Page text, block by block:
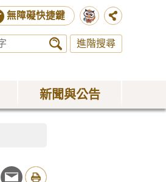
無障礙快捷鍵
進階搜尋
新聞與公告